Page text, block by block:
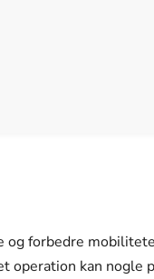
og forbedre
operation kan nogle